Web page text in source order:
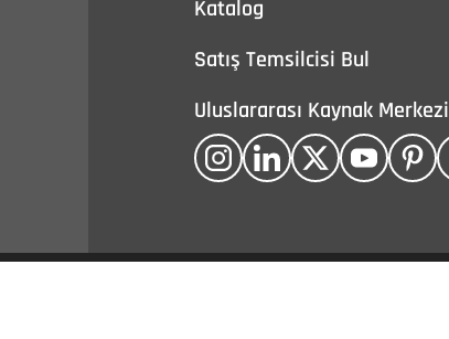
Katalog
Satış Temsilcisi Bul
Uluslararası Kaynak Merkezi